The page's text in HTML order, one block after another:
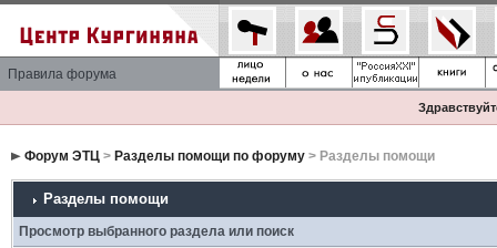
Правила форума
Форум ЭТЦ> Разделы помощи по форуму> Разделы помощи
Разделы помощи
Просмотр выбранного раздела или поиск